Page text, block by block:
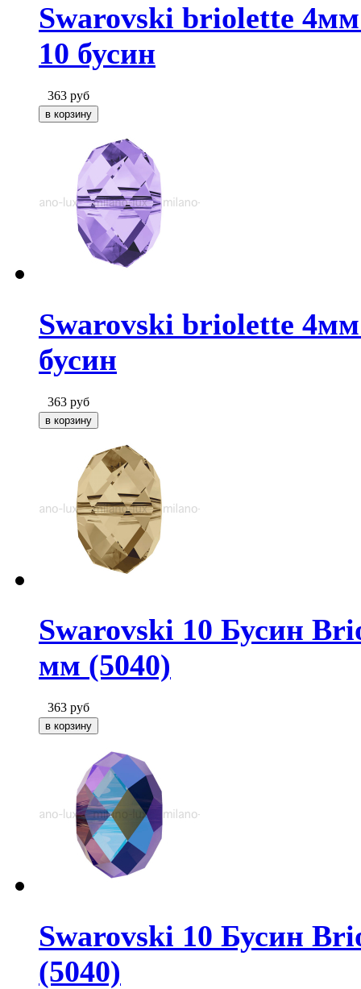
Swarovski briolette
10 бусин
363 руб
Swarovski briolette
бусин
363 руб
Swarovski 10 Бусин
мм (5040)
363 руб
Swarovski 10 Бусин
(5040)